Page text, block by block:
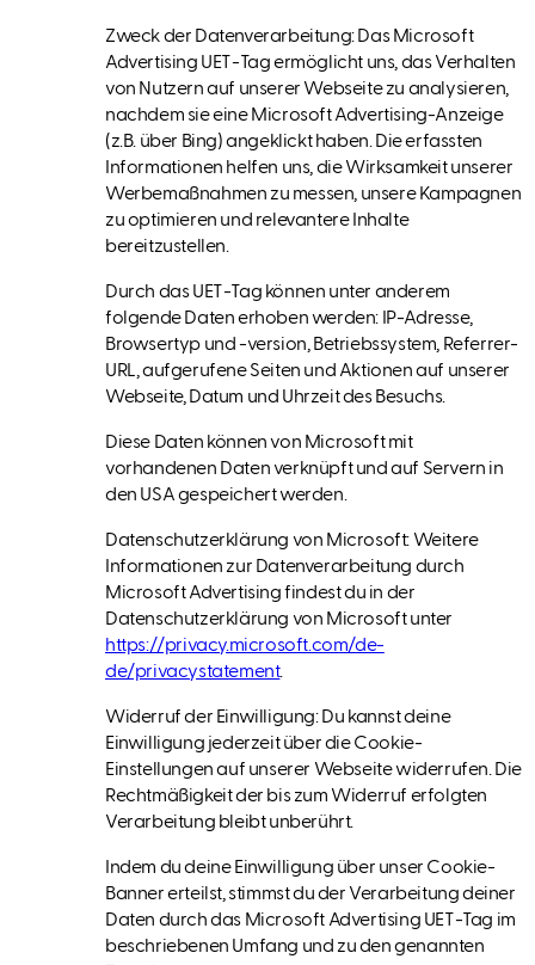
Zweck der Datenverarbeitung: Das Microsoft
Advertising UET-Tag ermöglicht uns, das Verhalten
von Nutzern auf unserer Webseite zu analysieren,
nachdem sie eine Microsoft Advertising-Anzeige
(z.B. über Bing) angeklickt haben. Die erfassten
Informationen helfen uns, die Wirksamkeit unserer
Werbemaßnahmen zu messen, unsere Kampagnen
zu optimieren und relevantere Inhalte
bereitzustellen.
Durch das UET-Tag können unter anderem
folgende Daten erhoben werden: IP-Adresse,
Browsertyp und -version, Betriebssystem, Referrer-
URL, aufgerufene Seiten und Aktionen auf unserer
Webseite, Datum und Uhrzeit des Besuchs.
Diese Daten können von Microsoft mit
vorhandenen Daten verknüpft und auf Servern in
den USA gespeichert werden.
Datenschutzerklärung von Microsoft: Weitere
Informationen zur Datenverarbeitung durch
Microsoft Advertising findest du in der
Datenschutzerklärung von Microsoft unter
https://privacy.microsoft.com/de-
de/privacystatement.
Widerruf der Einwilligung: Du kannst deine
Einwilligung jederzeit über die Cookie-
Einstellungen auf unserer Webseite widerrufen. Die
Rechtmäßigkeit der bis zum Widerruf erfolgten
Verarbeitung bleibt unberührt.
Indem du deine Einwilligung über unser Cookie-
Banner erteilst, stimmst du der Verarbeitung deiner
Daten durch das Microsoft Advertising UET-Tag im
beschriebenen Umfang und zu den genannten